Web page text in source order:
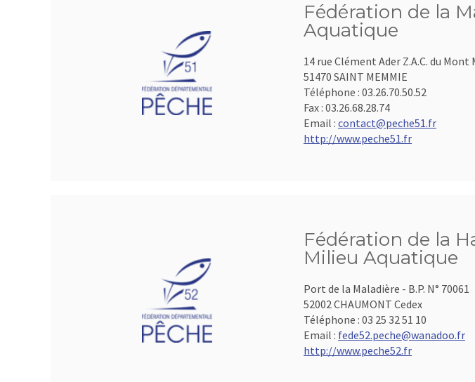
Fédération de la
Aquatique
14 rue Clément Ader Z.A.C. du Mont
51470 SAINT MEMMIE
Téléphone : 03.26.70.50.52
Fax : 03.26.68.28.74
Email : contact@peche51.fr
http://www.peche51.fr
Fédération de la
Milieu Aquatique
Port de la Maladière - B.P. N° 70061
52002 CHAUMONT Cedex
Téléphone : 03 25 32 51 10
Email : fede52.peche@wanadoo.fr
http://www.peche52.fr